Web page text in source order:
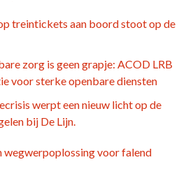
treintickets aan boord stoot op de
zorg is geen grapje: ACOD LRB
voor sterke openbare diensten
werpt een nieuw licht op de
bij De Lijn.
wegwerpoplossing voor falend